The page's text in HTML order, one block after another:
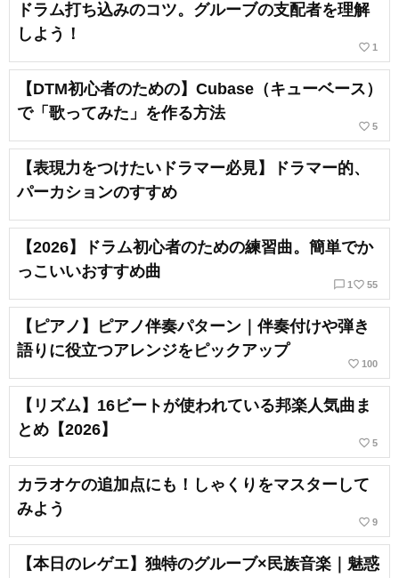
ドラム打ち込みのコツ。グルーブの支配者を理解
しよう！
favorite_border 1
【DTM初心者のための】Cubase（キューベース）
で「歌ってみた」を作る方法
favorite_border 5
【表現力をつけたいドラマー必見】ドラマー的、
パーカションのすすめ
【2026】ドラム初心者のための練習曲。簡単でか
っこいいおすすめ曲
chat_bubble_outline 1favorite_border 55
【ピアノ】ピアノ伴奏パターン｜伴奏付けや弾き
語りに役立つアレンジをピックアップ
favorite_border 100
【リズム】16ビートが使われている邦楽人気曲ま
とめ【2026】
favorite_border 5
カラオケの追加点にも！しゃくりをマスターして
みよう
favorite_border 9
【本日のレゲエ】独特のグルーブ×民族音楽｜魅惑